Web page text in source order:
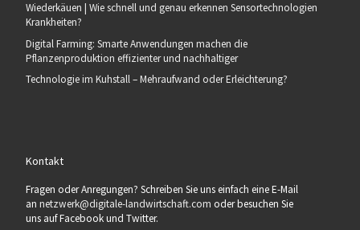
Wiederkäuen | Wie schnell und genau erkennen Sensortechnologien
Krankheiten?
Digital Farming: Smarte Anwendungen machen die
Pflanzenproduktion effizienter und nachhaltiger
Technologie im Kuhstall – Mehraufwand oder Erleichterung?
Kontakt
Fragen oder Anregungen? Schreiben Sie uns einfach eine E-Mail
an netzwerk@digitale-landwirtschaft.com oder besuchen Sie
uns auf Facebook und Twitter.